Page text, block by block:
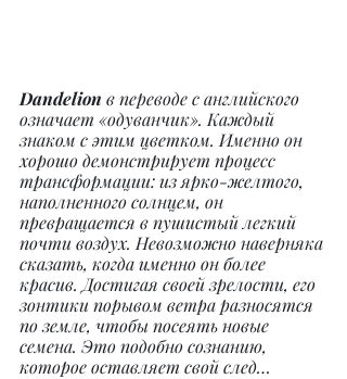
Dandelion в переводе с английского
означает «одуванчик». Каждый
знаком с этим цветком. Именно он
хорошо демонстрирует процесс
трансформации: из ярко-желтого,
наполненного солнцем, он
превращается в пушистый легкий
почти воздух. Невозможно наверняка
сказать, когда именно он более
красив. Достигая своей зрелости, его
зонтики порывом ветра разносятся
по земле, чтобы посеять новые
семена. Это подобно сознанию,
которое оставляет свой след…